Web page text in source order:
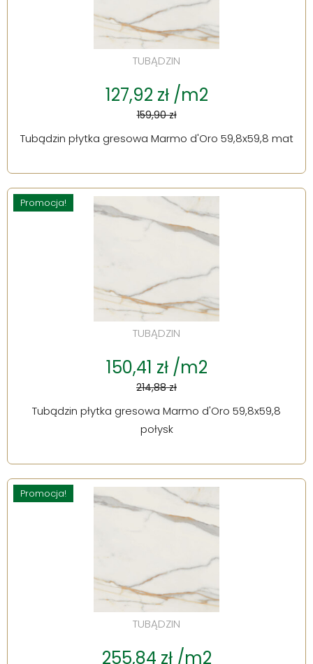
TUBĄDZIN
127,92 zł /m2
159,90 zł
Tubądzin płytka gresowa Marmo d'Oro 59,8x59,8 mat
Promocja!
TUBĄDZIN
150,41 zł /m2
214,88 zł
Tubądzin płytka gresowa Marmo d'Oro 59,8x59,8
połysk
Promocja!
TUBĄDZIN
255,84 zł /m2